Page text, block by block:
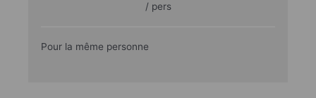
/ pers
Pour la même personne